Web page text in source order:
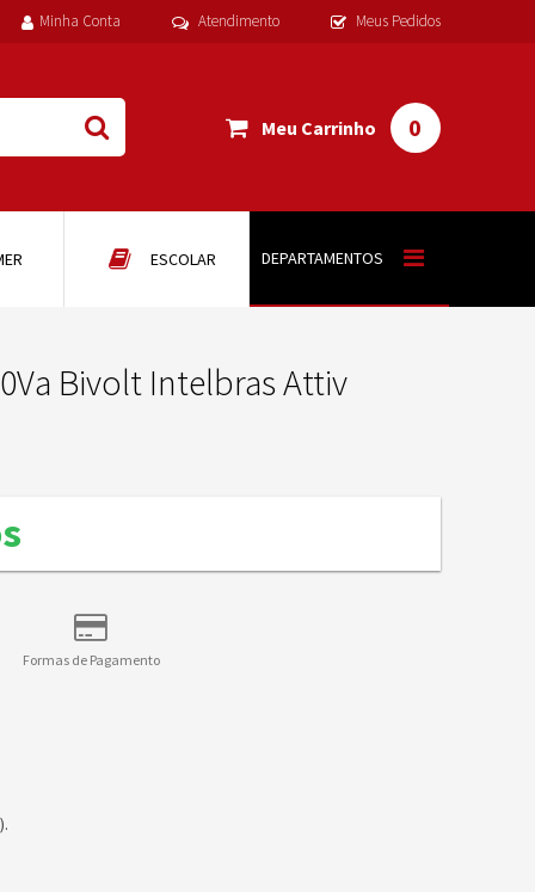
Minha Conta Atendimento Meus Pedidos
Meu Carrinho 0
ESCOLAR DEPARTAMENTOS
Bivolt Intelbras Attiv
Formas de Pagamento